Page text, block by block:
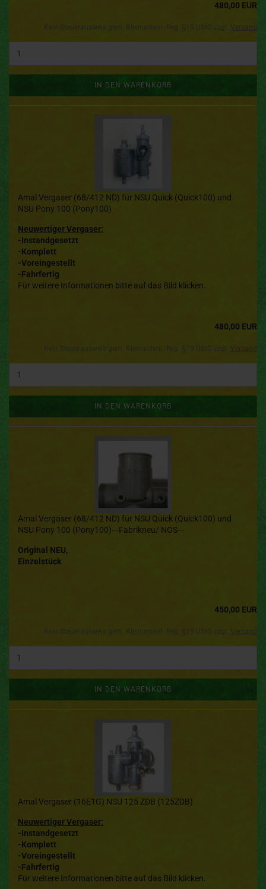
480,00 EUR
IN DEN WARENKORB
Amal Vergaser (68/412 ND) für NSU Quick (Quick100) und
NSU Pony 100 (Pony100)
Neuwertiger Vergaser:
-Instandgesetzt
-Komplett
-Voreingestellt
-Fahrfertig
Für weitere Informationen bitte auf das Bild klicken.
480,00 EUR
IN DEN WARENKORB
Amal Vergaser (68/412 ND) für NSU Quick (Quick100) und
NSU Pony 100 (Pony100)---Fabrikneu/ NOS---
Original NEU,
Einzelstück
450,00 EUR
IN DEN WARENKORB
Amal Vergaser (16E1G) NSU 125 ZDB (125ZDB)
Neuwertiger Vergaser:
-Instandgesetzt
-Komplett
-Voreingestellt
-Fahrfertig
Für weitere Informationen bitte auf das Bild klicken.